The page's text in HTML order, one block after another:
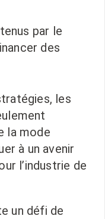
par le
des
les
la mode
à un avenir
l’industrie de
un défi de